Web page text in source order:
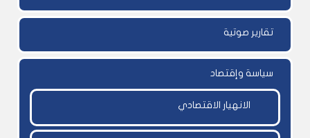
تقارير صوتية
سياسة وإقتصاد
الانهيار الاقتصادي